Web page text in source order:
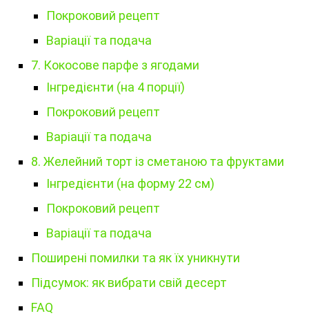
Покроковий рецепт
Варіації та подача
7. Кокосове парфе з ягодами
Інгредієнти (на 4 порції)
Покроковий рецепт
Варіації та подача
8. Желейний торт із сметаною та фруктами
Інгредієнти (на форму 22 см)
Покроковий рецепт
Варіації та подача
Поширені помилки та як їх уникнути
Підсумок: як вибрати свій десерт
FAQ